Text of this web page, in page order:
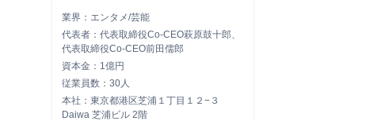
業界：エンタメ/芸能
代表者：代表取締役Co-CEO萩原鼓十郎、
代表取締役Co-CEO前田儒郎
資本金：1億円
従業員数：30人
本社：東京都港区芝浦１丁目１２−３
Daiwa 芝浦ビル 2階